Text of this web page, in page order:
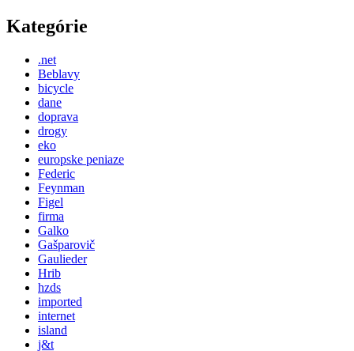
Kategórie
.net
Beblavy
bicycle
dane
doprava
drogy
eko
europske peniaze
Federic
Feynman
Figel
firma
Galko
Gašparovič
Gaulieder
Hrib
hzds
imported
internet
island
j&t